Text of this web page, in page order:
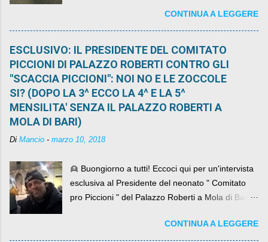
CONTINUA A LEGGERE
ESCLUSIVO: IL PRESIDENTE DEL COMITATO
PICCIONI DI PALAZZO ROBERTI CONTRO GLI
"SCACCIA PICCIONI": NOI NO E LE ZOCCOLE
SI? (DOPO LA 3^ ECCO LA 4^ E LA 5^
MENSILITA' SENZA IL PALAZZO ROBERTI A
MOLA DI BARI)
Di Mancio - marzo 10, 2018
👱 Buongiorno a tutti! Eccoci qui per un'intervista
esclusiva al Presidente del neonato " Comitato
pro Piccioni " del Palazzo Roberti a Mola di Bari ,
come definirlo... signor?....CONTINUA A LEGGERE